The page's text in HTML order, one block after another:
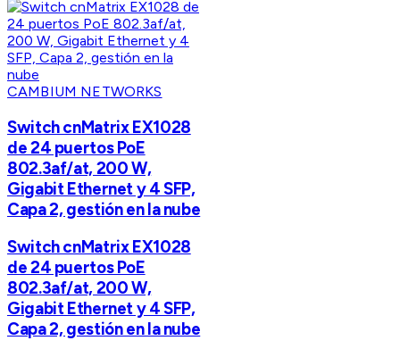
CAMBIUM NETWORKS
Switch cnMatrix EX1028
de 24 puertos PoE
802.3af/at, 200 W,
Gigabit Ethernet y 4 SFP,
Capa 2, gestión en la nube
Switch cnMatrix EX1028
de 24 puertos PoE
802.3af/at, 200 W,
Gigabit Ethernet y 4 SFP,
Capa 2, gestión en la nube